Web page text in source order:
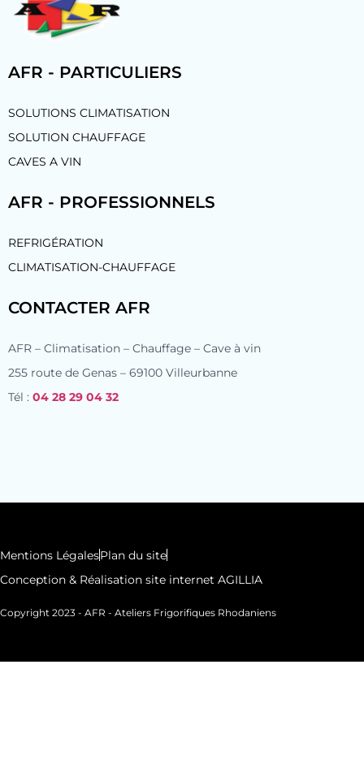
AFR - PARTICULIERS
SOLUTIONS CLIMATISATION
SOLUTION CHAUFFAGE
CAVES A VIN
AFR - PROFESSIONNELS
REFRIGÉRATION
CLIMATISATION-CHAUFFAGE
CONTACTER AFR
AFR – Climatisation – Chauffage – Cave à vin
255 route de Genas – 69100 Villeurbanne
Tél : 04 28 29 04 32
Mentions LégalesPlan du site
Conception & Réalisation site internet AGILLIA
Copyright 2023 - AFR - Ateliers Frigorifiques Rhodaniens